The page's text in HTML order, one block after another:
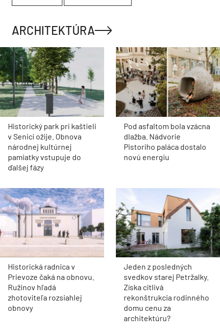
ARCHITEKTÚRA
Historický park pri kaštieli
v Senici ožije. Obnova
národnej kultúrnej
pamiatky vstupuje do
ďalšej fázy
Pod asfaltom bola vzácna
dlažba. Nádvorie
Pistoriho paláca dostalo
novú energiu
Historická radnica v
Prievoze čaká na obnovu.
Ružinov hľadá
zhotoviteľa rozsiahlej
obnovy
Jeden z posledných
svedkov starej Petržalky.
Získa citlivá
rekonštrukcia rodinného
domu cenu za
architektúru?